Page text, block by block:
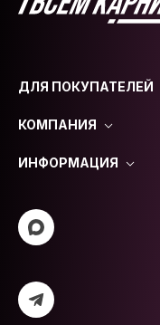
ДЛЯ ПОКУПАТЕЛЕЙ
КОМПАНИЯ
ИНФОРМАЦИЯ